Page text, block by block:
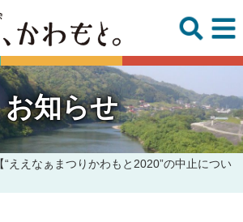
お知らせ
【“ええなぁまつりかわもと2020”の中止につい